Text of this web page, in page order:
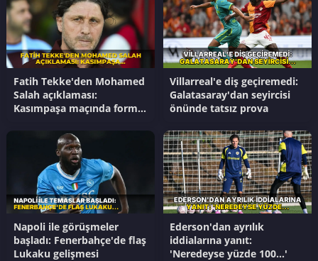
Fatih Tekke'den Mohamed
Salah açıklaması:
Kasımpaşa maçında forma
Villarreal'e diş geçiremedi:
Galatasaray'dan seyircisi
önünde tatsız prova
Napoli ile görüşmeler
başladı: Fenerbahçe'de flaş
Lukaku gelişmesi
Ederson'dan ayrılık
iddialarına yanıt:
'Neredeyse yüzde 100...'